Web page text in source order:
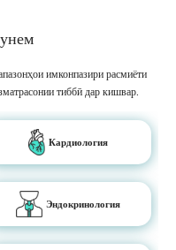
имконпазири расмиёти
тиббӣ дар кишвар.
Кардиология
Эндокринология